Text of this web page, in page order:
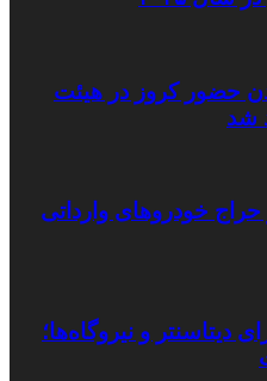
حضور کروز در هیئت
شد
خودروهای وارداتی
دیتاسنتر و نیروگاه‌ها؛